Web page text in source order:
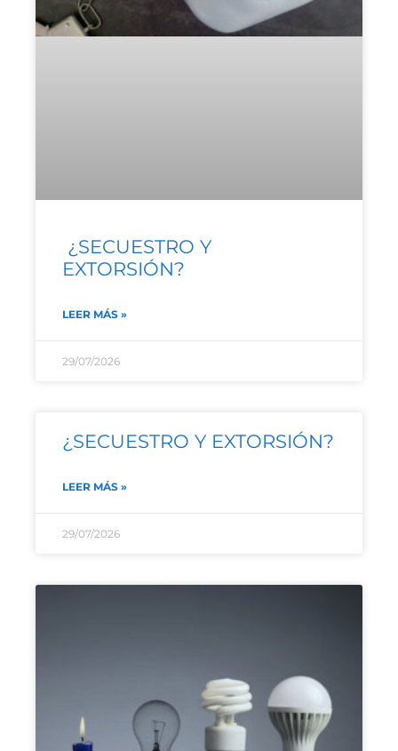
¿SECUESTRO Y
EXTORSIÓN?
LEER MÁS »
29/07/2026
¿SECUESTRO Y EXTORSIÓN?
LEER MÁS »
29/07/2026